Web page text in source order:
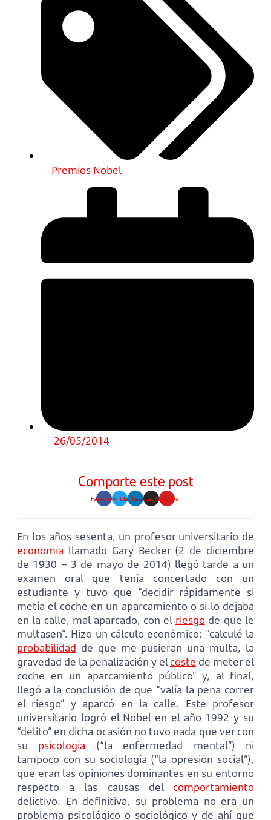
Premios Nobel
26/05/2014
Comparte este post
FacebookTwitterLinkedinInstagramYoutube
En los años sesenta, un profesor universitario de
economía llamado Gary Becker (2 de diciembre
de 1930 – 3 de mayo de 2014) llegó tarde a un
examen oral que tenía concertado con un
estudiante y tuvo que “decidir rápidamente si
metía el coche en un aparcamiento o si lo dejaba
en la calle, mal aparcado, con el riesgode que le
multasen”. Hizo un cálculo económico: “calculé la
probabilidad de que me pusieran una multa, la
gravedad de la penalización y elcoste de meter el
coche en un aparcamiento público” y, al final,
llegó a la conclusión de que “valía la pena correr
el riesgo” y aparcó en la calle. Este profesor
universitario logró el Nobel en el año 1992 y su
“delito” en dicha ocasión no tuvo nada que ver con
su psicología (“la enfermedad mental”) ni
tampoco con su sociología (“la opresión social”),
que eran las opiniones dominantes en su entorno
respecto a las causas del comportamiento
delictivo. En definitiva, su problema no era un
problema psicológico o sociológico y de ahí que